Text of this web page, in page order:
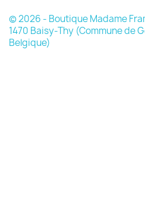
© 2026 - Boutique Madame
1470 Baisy-Thy (Commune de
Belgique)